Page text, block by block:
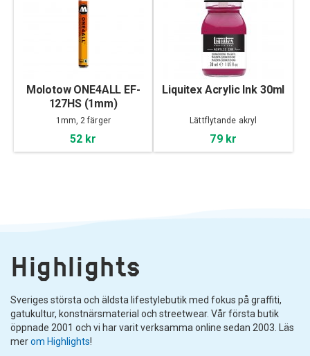
Molotow ONE4ALL EF-
127HS (1mm)
1mm, 2 färger
52 kr
Liquitex Acrylic Ink 30ml
Lättflytande akryl
79 kr
Highlights
Sveriges största och äldsta lifestylebutik med fokus på graffiti,
gatukultur, konstnärsmaterial och streetwear. Vår första butik
öppnade 2001 och vi har varit verksamma online sedan 2003. Läs
merom Highlights!